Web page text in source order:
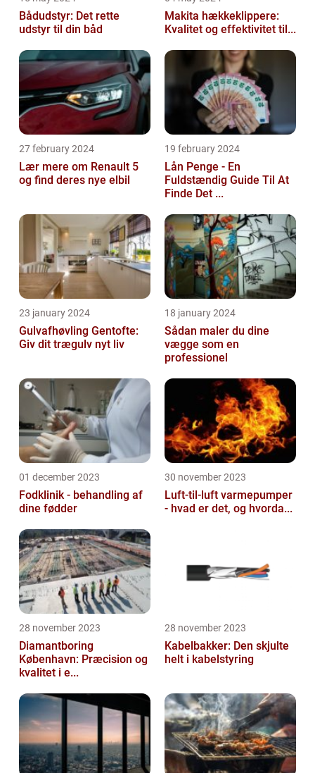
Bådudstyr: Det rette
udstyr til din båd
Makita hækkeklippere:
Kvalitet og effektivitet til...
27 february 2024
Lær mere om Renault 5
og find deres nye elbil
19 february 2024
Lån Penge - En
Fuldstændig Guide Til At
Finde Det ...
23 january 2024
Gulvafhøvling Gentofte:
Giv dit trægulv nyt liv
18 january 2024
Sådan maler du dine
vægge som en
professionel
01 december 2023
Fodklinik - behandling af
dine fødder
30 november 2023
Luft-til-luft varmepumper
- hvad er det, og hvorda...
28 november 2023
Diamantboring
København: Præcision og
kvalitet i e...
28 november 2023
Kabelbakker: Den skjulte
helt i kabelstyring